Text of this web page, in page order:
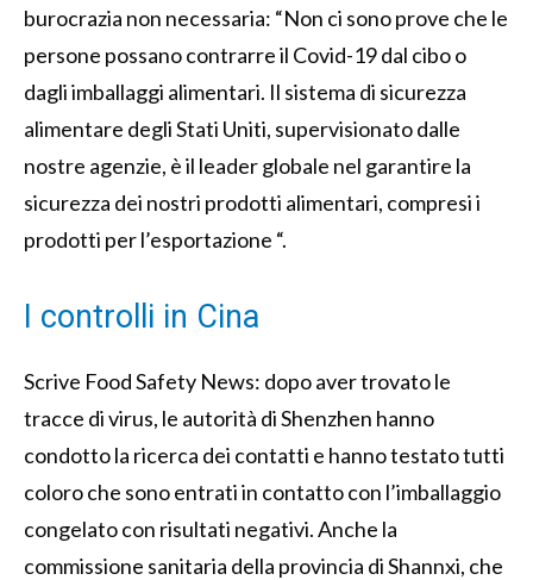
burocrazia non necessaria: “Non ci sono prove che le
persone possano contrarre il Covid-19 dal cibo o
dagli imballaggi alimentari. Il sistema di sicurezza
alimentare degli Stati Uniti, supervisionato dalle
nostre agenzie, è il leader globale nel garantire la
sicurezza dei nostri prodotti alimentari, compresi i
prodotti per l’esportazione “.
I controlli in Cina
Scrive Food Safety News: dopo aver trovato le
tracce di virus, le autorità di Shenzhen hanno
condotto la ricerca dei contatti e hanno testato tutti
coloro che sono entrati in contatto con l’imballaggio
congelato con risultati negativi. Anche la
commissione sanitaria della provincia di Shannxi, che